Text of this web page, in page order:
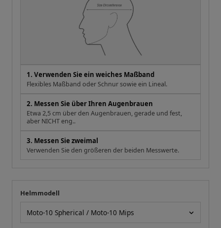
1. Verwenden Sie ein weiches Maßband
Flexibles Maßband oder Schnur sowie ein Lineal.
2. Messen Sie über Ihren Augenbrauen
Etwa 2,5 cm über den Augenbrauen, gerade und fest,
aber NICHT eng..
3. Messen Sie zweimal
Verwenden Sie den größeren der beiden Messwerte.
Ihre Messung
Helmmodell